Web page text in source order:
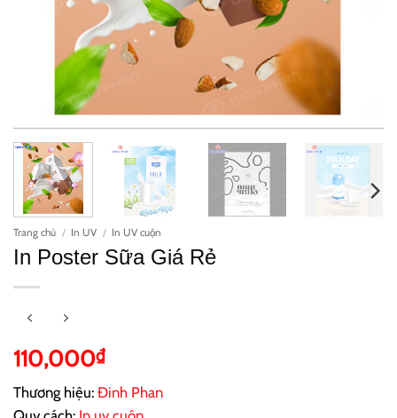
Trang chủ / In UV / In UV cuộn
In Poster Sữa Giá Rẻ
110,000₫
Thương hiệu: Đinh Phan